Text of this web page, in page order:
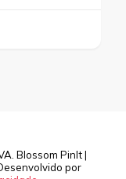
Blossom PinIt |
por